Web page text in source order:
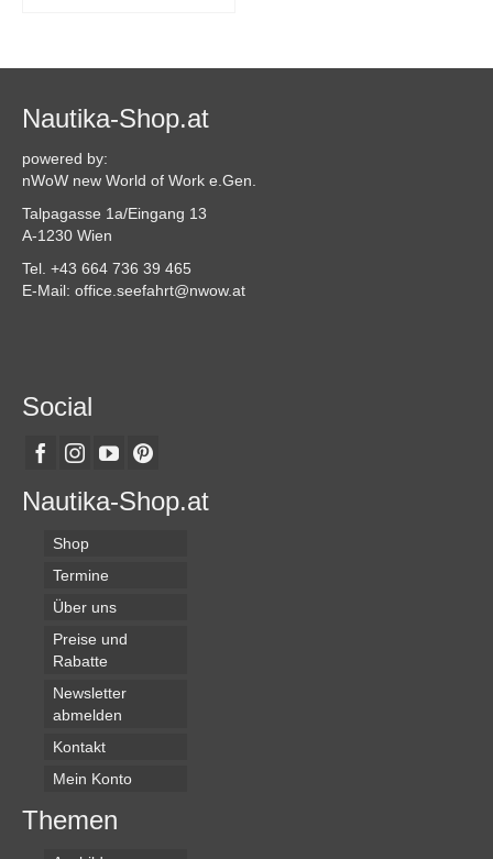
Nautika-Shop.at
powered by:
nWoW new World of Work e.Gen.
Talpagasse 1a/Eingang 13
A-1230 Wien
Tel. +43 664 736 39 465
E-Mail: office.seefahrt@nwow.at
Social
Nautika-Shop.at
Shop
Termine
Über uns
Preise und
Rabatte
Newsletter
abmelden
Kontakt
Mein Konto
Themen